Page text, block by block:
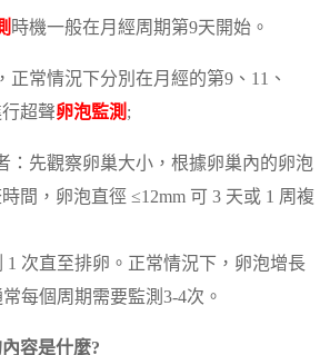
時機一般在月經周期第9天開始。
正常情況下分別在月經的第9、11、
超聲卵泡監測 ;
：先觀察卵巢大小，根據卵巢內的卵泡
間，卵泡直徑 ≤12mm 可 3 天或 1 周複
1 次直至排卵。正常情況下，卵泡增長
每個周期需要監測3-4次。
容是什麼?